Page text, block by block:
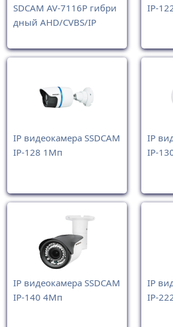
SDCAM AV-7116P гибри
дный AHD/CVBS/IP
IP-
IP видеокамера SSDCAM
IP-128 1Мп
IP
IP-
IP видеокамера SSDCAM
IP-140 4Мп
IP
IP-